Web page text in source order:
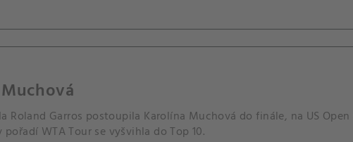
Roland Garros postoupila Karolína Muchová do finále, na US Open
WTA Tour se vyšvihla do Top 10.